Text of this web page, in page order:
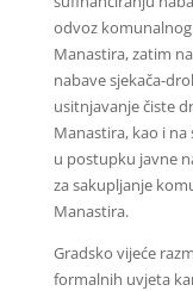
odvoz
Manastira, zatim
nabave sjekača-
usitnjavanje čiste
Manastira, kao i
u postupku javne
za sakupljanje
Manastira.
Gradsko vijeće
formalnih uvjeta